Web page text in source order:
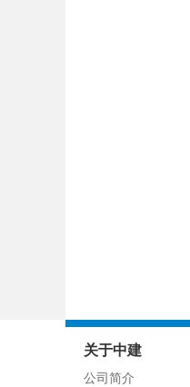
关于中建
公司简介